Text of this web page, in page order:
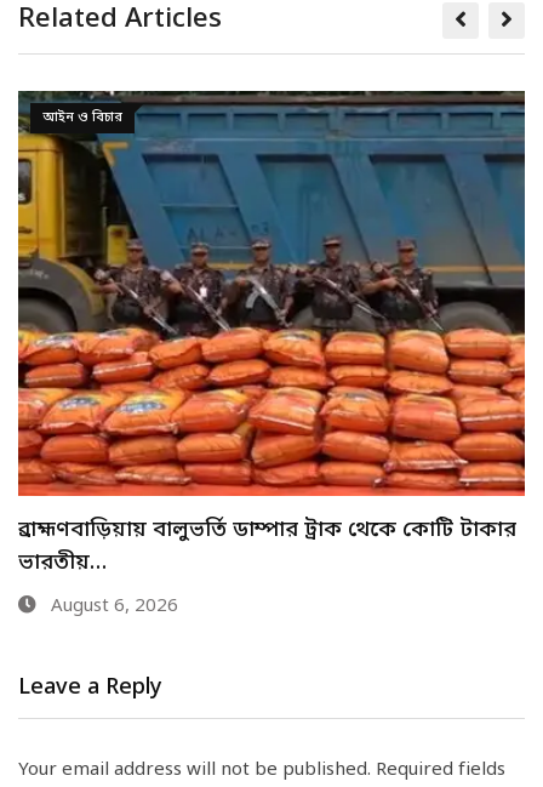
Related Articles
আইন ও বিচার
মেহেরপুরে শিশু আবির হত্যায় দুই কিশোরের কারাদণ্ড
August 6, 2026
Leave a Reply
Your email address will not be published. Required fields